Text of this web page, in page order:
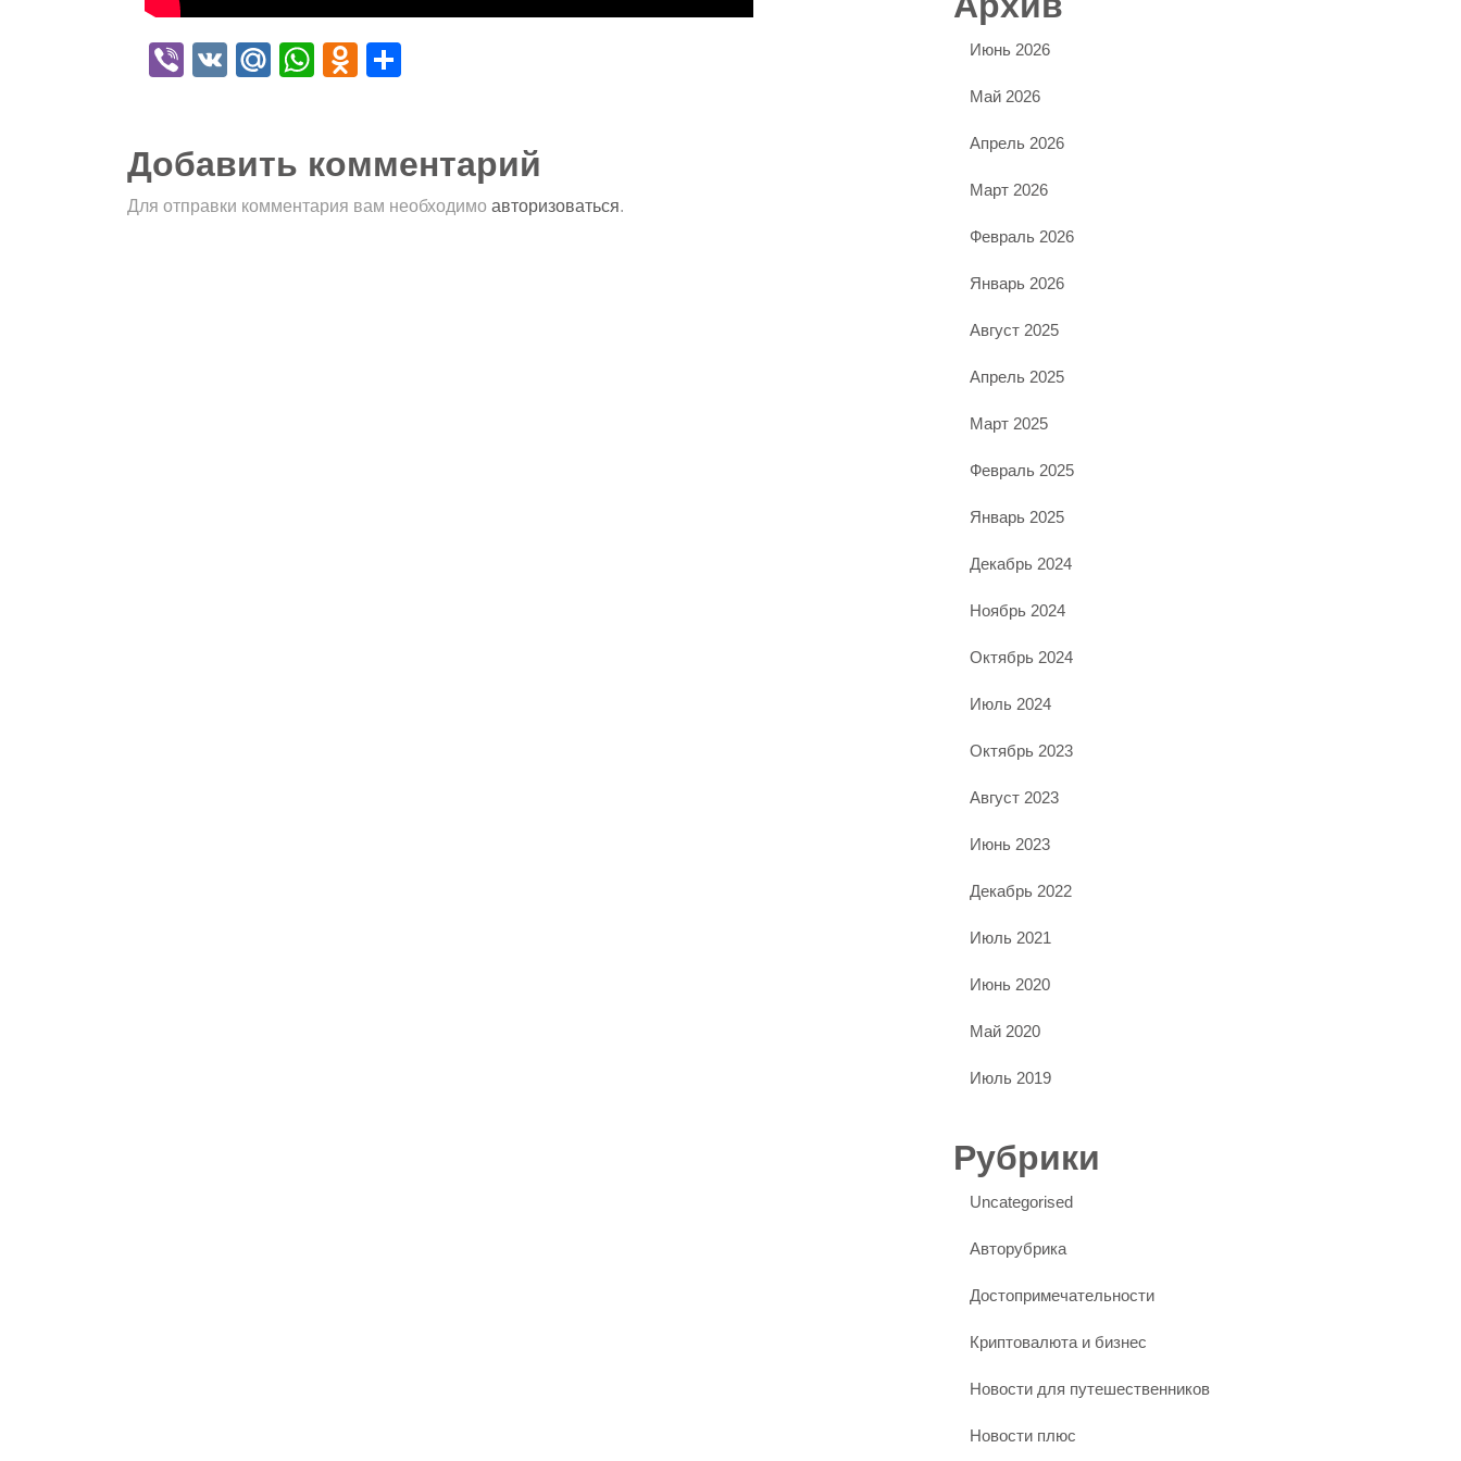
Viber
VK Mail.Ru
WhatsApp
Odnoklassniki
Добавить комментарий
Для отправки комментария вам необходимо авторизоваться.
Июнь 2026
Май 2026
Апрель 2026
Март 2026
Февраль 2026
Январь 2026
Август 2025
Апрель 2025
Март 2025
Февраль 2025
Январь 2025
Декабрь 2024
Ноябрь 2024
Октябрь 2024
Июль 2024
Октябрь 2023
Август 2023
Июнь 2023
Декабрь 2022
Июль 2021
Июнь 2020
Май 2020
Июль 2019
Рубрики
Uncategorised
Авторубрика
Достопримечательности
Криптовалюта и бизнес
Новости для путешественников
Новости плюс